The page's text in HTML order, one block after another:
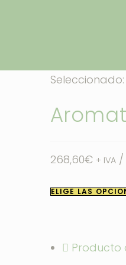
Seleccionado:
268,60€ + IVA /
ELIGE LAS
Producto